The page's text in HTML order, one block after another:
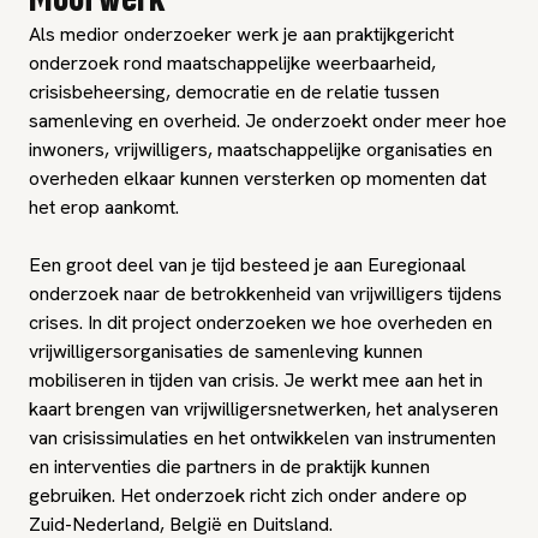
Als medior onderzoeker werk je aan praktijkgericht
onderzoek rond maatschappelijke weerbaarheid,
crisisbeheersing, democratie en de relatie tussen
samenleving en overheid. Je onderzoekt onder meer hoe
inwoners, vrijwilligers, maatschappelijke organisaties en
overheden elkaar kunnen versterken op momenten dat
het erop aankomt.
Een groot deel van je tijd besteed je aan Euregionaal
onderzoek naar de betrokkenheid van vrijwilligers tijdens
crises. In dit project onderzoeken we hoe overheden en
vrijwilligersorganisaties de samenleving kunnen
mobiliseren in tijden van crisis. Je werkt mee aan het in
kaart brengen van vrijwilligersnetwerken, het analyseren
van crisissimulaties en het ontwikkelen van instrumenten
en interventies die partners in de praktijk kunnen
gebruiken. Het onderzoek richt zich onder andere op
Zuid-Nederland, België en Duitsland.